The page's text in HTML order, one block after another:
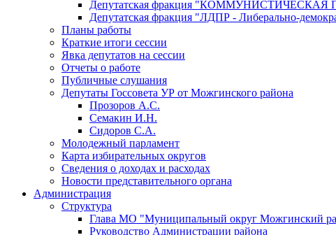
Депутатская фракция
Депутатская фракция "ЛДПР - Либерально-
Планы работы
Краткие итоги сессии
Явка депутатов на сессии
Отчеты о работе
Публичные слушания
Депутаты Госсовета УР от Можгинского района
Прозоров А.С.
Семакин И.Н.
Сидоров С.А.
Молодежный парламент
Карта избирательных округов
Сведения о доходах и расходах
Новости представительного органа
Администрация
Структура
Глава МО "Муниципальный округ Можгинский
Руководство Администрации района